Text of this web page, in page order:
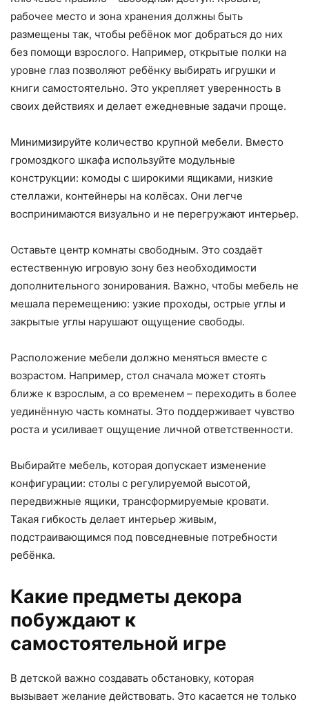
рабочее место и зона хранения должны быть
размещены так, чтобы ребёнок мог добраться до них
без помощи взрослого. Например, открытые полки на
уровне глаз позволяют ребёнку выбирать игрушки и
книги самостоятельно. Это укрепляет уверенность в
своих действиях и делает ежедневные задачи проще.
Минимизируйте количество крупной мебели. Вместо
громоздкого шкафа используйте модульные
конструкции: комоды с широкими ящиками, низкие
стеллажи, контейнеры на колёсах. Они легче
воспринимаются визуально и не перегружают интерьер.
Оставьте центр комнаты свободным. Это создаёт
естественную игровую зону без необходимости
дополнительного зонирования. Важно, чтобы мебель не
мешала перемещению: узкие проходы, острые углы и
закрытые углы нарушают ощущение свободы.
Расположение мебели должно меняться вместе с
возрастом. Например, стол сначала может стоять
ближе к взрослым, а со временем – переходить в более
уединённую часть комнаты. Это поддерживает чувство
роста и усиливает ощущение личной ответственности.
Выбирайте мебель, которая допускает изменение
конфигурации: столы с регулируемой высотой,
передвижные ящики, трансформируемые кровати.
Такая гибкость делает интерьер живым,
подстраивающимся под повседневные потребности
ребёнка.
Какие предметы декора
побуждают к
самостоятельной игре
В детской важно создавать обстановку, которая
вызывает желание действовать. Это касается не только